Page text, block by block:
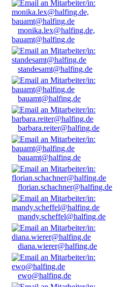
monika.lex@halfing.de,
bauamt@halfing.de
standesamt@halfing.de
bauamt@halfing.de
barbara.reiter@halfing.de
bauamt@halfing.de
florian.schachner@halfing.de
mandy.scheffel@halfing.de
diana.wierer@halfing.de
ewo@halfing.de